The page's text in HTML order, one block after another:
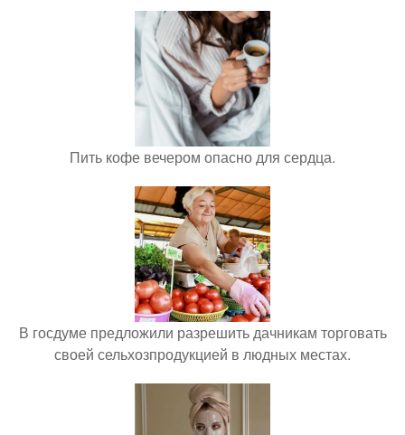
Пить кофе вечером опасно для сердца.
В госдуме предложили разрешить дачникам торговать
своей сельхозпродукцией в людных местах.